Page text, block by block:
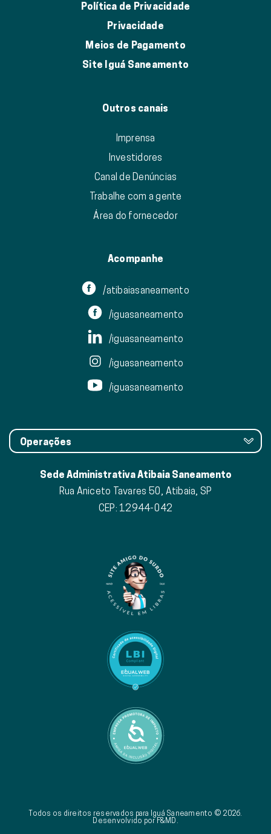
Política de Privacidade
Privacidade
Meios de Pagamento
Site Iguá Saneamento
Outros canais
Imprensa
Investidores
Canal de Denúncias
Trabalhe com a gente
Área do fornecedor
Acompanhe
/atibaiasaneamento
/iguasaneamento
/iguasaneamento
/iguasaneamento
/iguasaneamento
Operações
Sede Administrativa Atibaia Saneamento
Rua Aniceto Tavares 50, Atibaia, SP
CEP: 12944-042
Todos os direitos reservados para Iguá Saneamento © 2026.
Desenvolvido por F&MD.